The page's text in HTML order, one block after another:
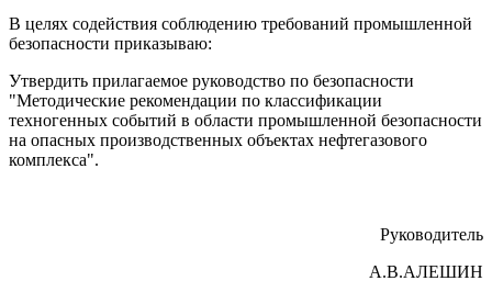
В целях содействия соблюдению требований промышленной
безопасности приказываю:
Утвердить прилагаемое руководство по безопасности
"Методические рекомендации по классификации
техногенных событий в области промышленной безопасности
на опасных производственных объектах нефтегазового
комплекса".
Руководитель
А.В.АЛЕШИН